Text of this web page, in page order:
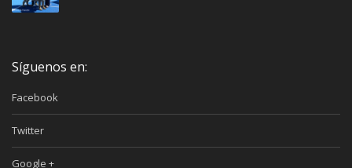
Síguenos en:
Facebook
Twitter
Google +